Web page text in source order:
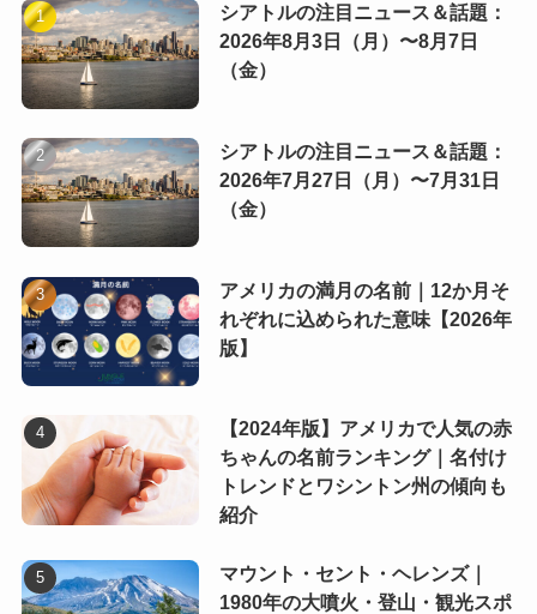
シアトルの注目ニュース＆話題：
2026年8月3日（月）〜8月7日
（金）
シアトルの注目ニュース＆話題：
2026年7月27日（月）〜7月31日
（金）
アメリカの満月の名前｜12か月そ
れぞれに込められた意味【2026年
版】
【2024年版】アメリカで人気の赤
ちゃんの名前ランキング｜名付け
トレンドとワシントン州の傾向も
紹介
マウント・セント・ヘレンズ｜
1980年の大噴火・登山・観光スポ